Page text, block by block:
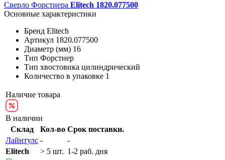
Сверло Форстнера Elitech 1820.077500
Основные характеристики
Бренд Elitech
Артикул 1820.077500
Диаметр (мм) 16
Тип Форстнер
Тип хвостовика цилиндрический
Количество в упаковке 1
Наличие товара
В наличии
Склад
Кол-во Срок поставки.
Лайнтулс -
-
Elitech
> 5 шт. 1-2 раб. дня